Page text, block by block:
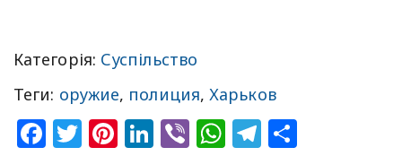
Категорія: Суспільство
Теги: оружие, полиция,Харьков
Facebook
Twitter
Pinterest
LinkedIn
ViberWhatsApp
Telegram